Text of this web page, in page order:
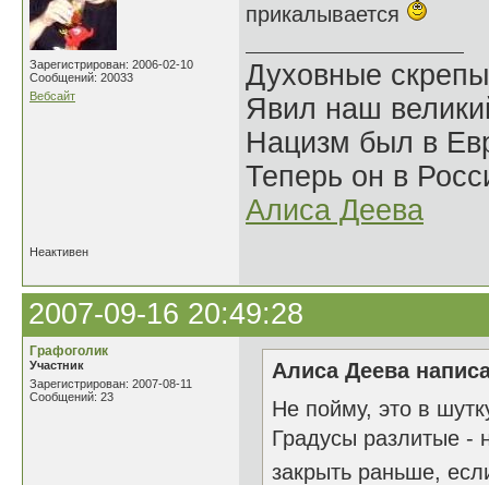
Зарегистрирован: 2006-02-10
Сообщений: 20033
Вебсайт
прикалывается
Духовные
Явил наш
Нацизм был в
Теперь он в
Алиса Деева
Неактивен
2007-09-16 20:49:28
Графоголик
Участник
Зарегистрирован: 2007-08-11
Сообщений: 23
Алиса Деева
Не пойму, это в
Градусы разлитые -
закрыть раньше,